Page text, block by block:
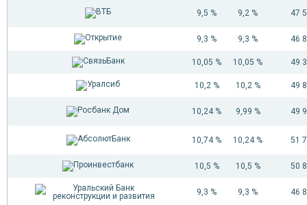
9,5 % 9,2 % 47
9,3 % 9,3 % 46
10,05 % 10,05 % 49
10,2 % 10,2 % 49
10,24 % 9,99 % 49
10,74 % 10,24 % 51
10,5 % 10,5 % 50
9,3 % 9,3 % 46